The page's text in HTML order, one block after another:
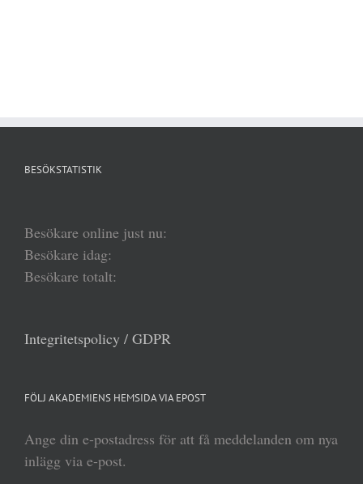
BESÖKSTATISTIK
Besökare online just nu:
Besökare idag:
Besökare totalt:
Integritetspolicy / GDPR
FÖLJ AKADEMIENS HEMSIDA VIA EPOST
Ange din e-postadress för att få meddelanden om nya
inlägg via e-post.